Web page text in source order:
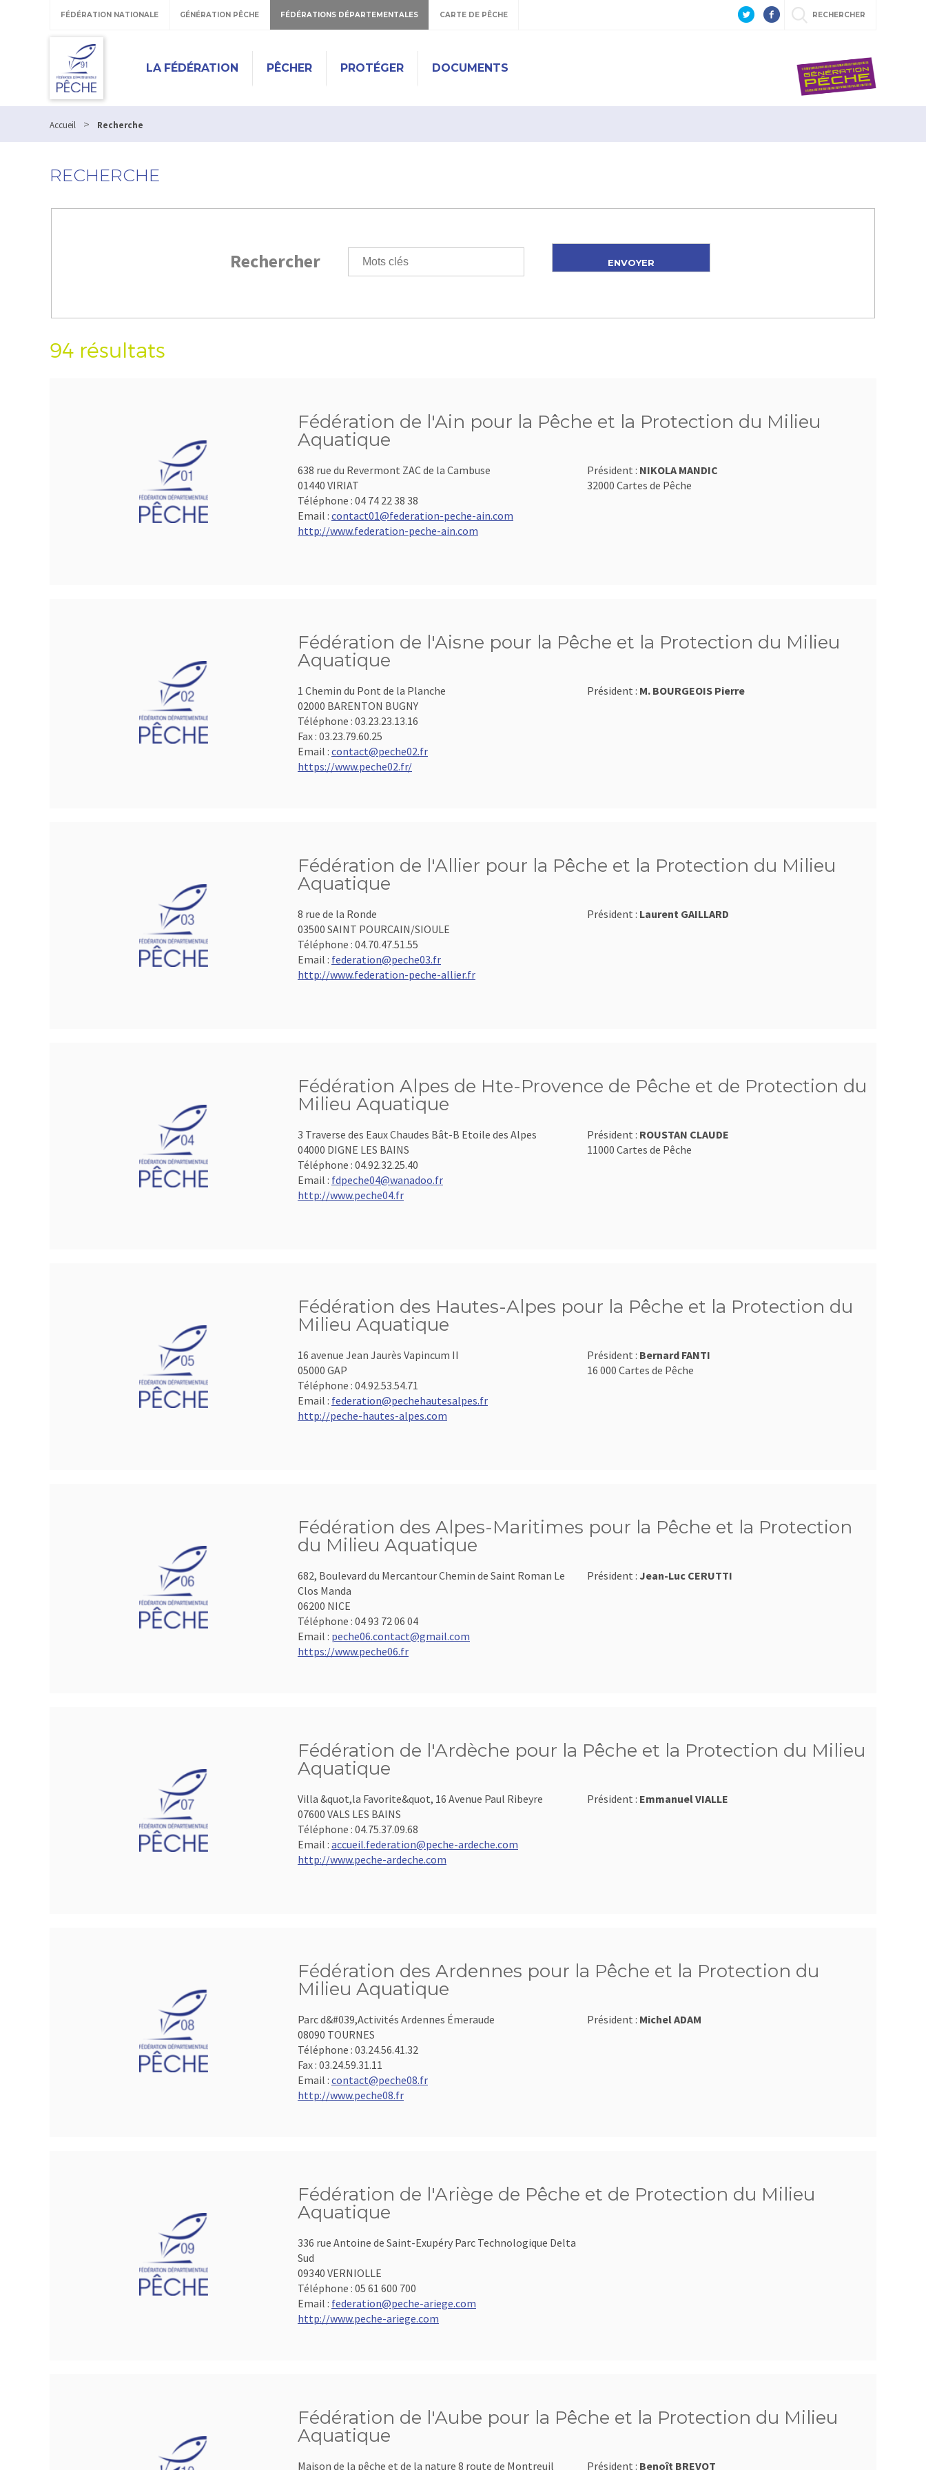
FÉDÉRATION NATIONALE GÉNÉRATION PÊCHE FÉDÉRATIONS DÉPARTEMENTALES CARTE DE PÊCHE RECHERCHER
LA FÉDÉRATION PÊCHER PROTÉGER DOCUMENTS
Accueil > Recherche
RECHERCHE
Rechercher
94 résultats
Fédération de l'Ain pour la Pêche et la Protection du Milieu
Aquatique
638 rue du Revermont ZAC de la Cambuse
01440 VIRIAT
Téléphone : 04 74 22 38 38
Email : contact01@federation-peche-ain.com
http://www.federation-peche-ain.com
Président : NIKOLA MANDIC
32000 Cartes de Pêche
Fédération de l'Aisne pour la Pêche et la Protection du Milieu
Aquatique
1 Chemin du Pont de la Planche
02000 BARENTON BUGNY
Téléphone : 03.23.23.13.16
Fax : 03.23.79.60.25
Email : contact@peche02.fr
https://www.peche02.fr/
Président : M. BOURGEOIS Pierre
Fédération de l'Allier pour la Pêche et la Protection du Milieu
Aquatique
8 rue de la Ronde
03500 SAINT POURCAIN/SIOULE
Téléphone : 04.70.47.51.55
Email : federation@peche03.fr
http://www.federation-peche-allier.fr
Président : Laurent GAILLARD
Fédération Alpes de Hte-Provence de Pêche et de Protection du
Milieu Aquatique
3 Traverse des Eaux Chaudes Bât-B Etoile des Alpes
04000 DIGNE LES BAINS
Téléphone : 04.92.32.25.40
Email : fdpeche04@wanadoo.fr
http://www.peche04.fr
Président : ROUSTAN CLAUDE
11000 Cartes de Pêche
Fédération des Hautes-Alpes pour la Pêche et la Protection du
Milieu Aquatique
16 avenue Jean Jaurès Vapincum II
05000 GAP
Téléphone : 04.92.53.54.71
Email : federation@pechehautesalpes.fr
http://peche-hautes-alpes.com
Président : Bernard FANTI
16 000 Cartes de Pêche
Fédération des Alpes-Maritimes pour la Pêche et la Protection
du Milieu Aquatique
682, Boulevard du Mercantour Chemin de Saint Roman Le
Clos Manda
06200 NICE
Téléphone : 04 93 72 06 04
Email : peche06.contact@gmail.com
https://www.peche06.fr
Président : Jean-Luc CERUTTI
Fédération de l'Ardèche pour la Pêche et la Protection du Milieu
Aquatique
Villa &quot,la Favorite&quot, 16 Avenue Paul Ribeyre
07600 VALS LES BAINS
Téléphone : 04.75.37.09.68
Email : accueil.federation@peche-ardeche.com
http://www.peche-ardeche.com
Président : Emmanuel VIALLE
Fédération des Ardennes pour la Pêche et la Protection du
Milieu Aquatique
Parc d&#039,Activités Ardennes Émeraude
08090 TOURNES
Téléphone : 03.24.56.41.32
Fax : 03.24.59.31.11
Email : contact@peche08.fr
http://www.peche08.fr
Président : Michel ADAM
Fédération de l'Ariège de Pêche et de Protection du Milieu
Aquatique
336 rue Antoine de Saint-Exupéry Parc Technologique Delta
Sud
09340 VERNIOLLE
Téléphone : 05 61 600 700
Email : federation@peche-ariege.com
http://www.peche-ariege.com
Fédération de l'Aube pour la Pêche et la Protection du Milieu
Aquatique
Maison de la pêche et de la nature 8 route de Montreuil Président : Benoît BREVOT